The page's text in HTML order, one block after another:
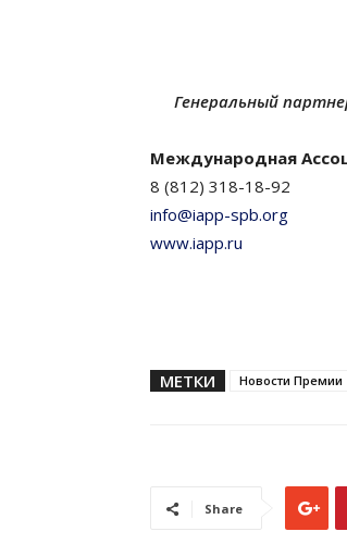
Генеральный
Международная
8 (812) 318-18-92
info@iapp-spb.org
www.iapp.ru
МЕТКИ Новости Премии
Share